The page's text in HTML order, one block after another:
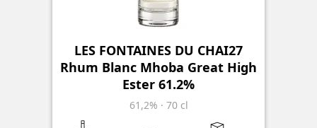
LES FONTAINES DU CHAI27
Rhum Blanc Mhoba Great High
Ester 61.2%
61,2% · 70 cl